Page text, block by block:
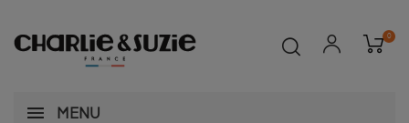
0
MENU